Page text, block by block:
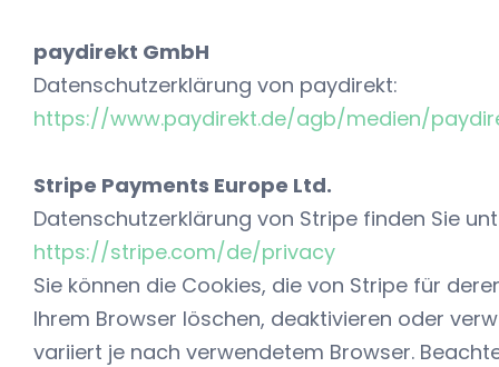
paydirekt GmbH
Datenschutzerklärung von paydirekt:
https://www.paydirekt.de/agb/medien/
Stripe Payments Europe Ltd.
Datenschutzerklärung von Stripe finden Sie
https://stripe.com/de/privacy
Sie können die Cookies, die von Stripe für
Ihrem Browser löschen, deaktivieren oder
variiert je nach verwendetem Browser.